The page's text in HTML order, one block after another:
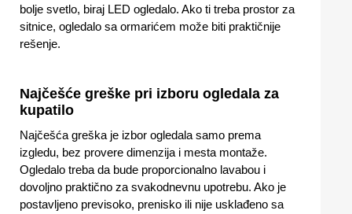
bolje svetlo, biraj LED ogledalo. Ako ti treba prostor za
sitnice, ogledalo sa ormarićem može biti praktičnije
rešenje.
Najčešće greške pri izboru ogledala za
kupatilo
Najčešća greška je izbor ogledala samo prema
izgledu, bez provere dimenzija i mesta montaže.
Ogledalo treba da bude proporcionalno lavabou i
dovoljno praktično za svakodnevnu upotrebu. Ako je
postavljeno previsoko, prenisko ili nije usklađeno sa